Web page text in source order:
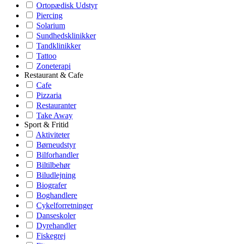
Ortopædisk Udstyr
Piercing
Solarium
Sundhedsklinikker
Tandklinikker
Tattoo
Zoneterapi
Restaurant & Cafe
Cafe
Pizzaria
Restauranter
Take Away
Sport & Fritid
Aktiviteter
Børneudstyr
Bilforhandler
Biltilbehør
Biludlejning
Biografer
Boghandlere
Cykelforretninger
Danseskoler
Dyrehandler
Fiskegrej